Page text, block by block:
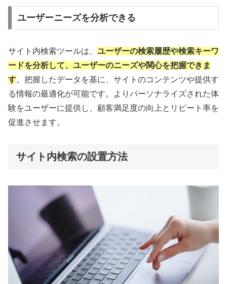
ユーザーニーズを分析できる
サイト内検索ツールは、 ユーザーの検索履歴や検索キーワ
ードを分析して、ユーザーのニーズや関心を把握できま
す。把握したデータを基に、サイトのコンテンツや提供す
る情報の最適化が可能です。よりパーソナライズされた体
験をユーザーに提供し、顧客満足度の向上とリピート率を
促進させます。
サイト内検索の設置方法